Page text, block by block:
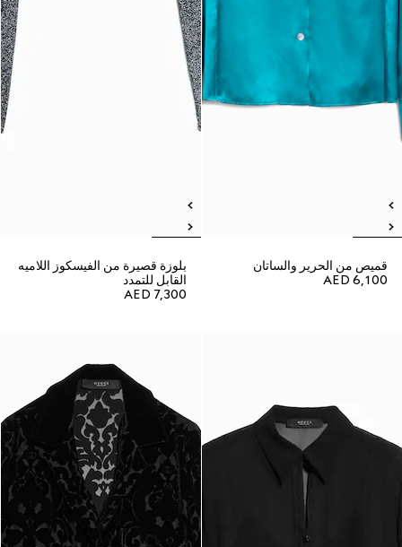
قميص من الحرير والساتان
AED 6,100
بلوزة قصيرة من الفيسكوز اللاميه
القابل للتمدد
AED 7,300